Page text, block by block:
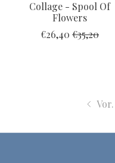
Collage - Spool Of
Flowers
€26,40 €35,20
Vor.